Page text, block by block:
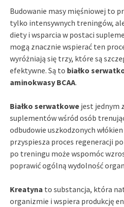
Budowanie masy mięśniowej to
tylko intensywnych treningów,
diety i wsparcia w postaci
mogą znacznie wspierać ten
wyróżniają się trzy, które są
efektywne. Są to białko
aminokwasy BCAA.
Białko serwatkowe jest jednym
suplementów wśród osób
odbudowie uszkodzonych
przyspiesza proces regeneracji po
po treningu może wspomóc
poprawić ogólną wydolność
Kreatyna to substancja, która
organizmie i wspiera produkcję